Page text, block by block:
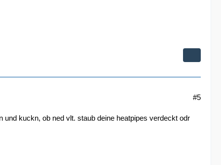
#5
kuckn, ob ned vlt. staub deine heatpipes verdeckt odr